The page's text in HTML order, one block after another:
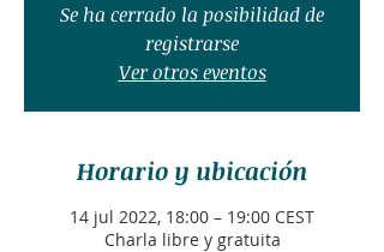
Se ha cerrado la posibilidad de
registrarse
Ver otros eventos
Horario y ubicación
14 jul 2022, 18:00 – 19:00 CEST
Charla libre y gratuita